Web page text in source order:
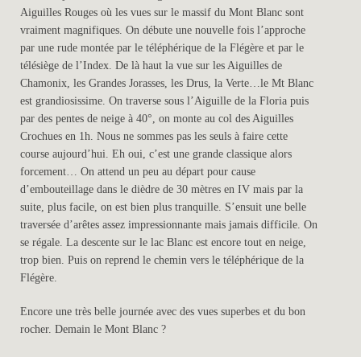
Aiguilles Rouges où les vues sur le massif du Mont Blanc sont
vraiment magnifiques. On débute une nouvelle fois l’approche
par une rude montée par le téléphérique de la Flégère et par le
télésiège de l’Index. De là haut la vue sur les Aiguilles de
Chamonix, les Grandes Jorasses, les Drus, la Verte…le Mt Blanc
est grandiosissime. On traverse sous l’Aiguille de la Floria puis
par des pentes de neige à 40°, on monte au col des Aiguilles
Crochues en 1h. Nous ne sommes pas les seuls à faire cette
course aujourd’hui. Eh oui, c’est une grande classique alors
forcement… On attend un peu au départ pour cause
d’embouteillage dans le dièdre de 30 mètres en IV mais par la
suite, plus facile, on est bien plus tranquille. S’ensuit une belle
traversée d’arêtes assez impressionnante mais jamais difficile. On
se régale. La descente sur le lac Blanc est encore tout en neige,
trop bien. Puis on reprend le chemin vers le téléphérique de la
Flégère.
Encore une très belle journée avec des vues superbes et du bon
rocher. Demain le Mont Blanc ?